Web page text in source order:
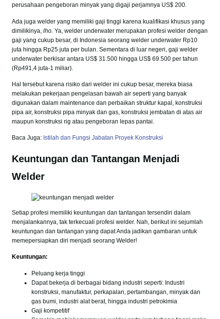
perusahaan pengeboran minyak yang digaji perjamnya US$ 200.
Ada juga welder yang memiliki gaji tinggi karena kualifikasi khusus yang
dimilikinya, lho. Ya, welder underwater merupakan profesi welder dengan
gaji yang cukup besar, di Indonesia seorang welder underwater Rp10
juta hingga Rp25 juta per bulan. Sementara di luar negeri, gaji welder
underwater berkisar antara US$ 31.500 hingga US$ 69.500 per tahun
(Rp491,4 juta-1 miliar).
Hal tersebut karena risiko dari welder ini cukup besar, mereka biasa
melakukan pekerjaan pengelasan bawah air seperti yang banyak
digunakan dalam maintenance dan perbaikan struktur kapal, konstruksi
pipa air, konstruksi pipa minyak dan gas, konstruksi jembatan di atas air
maupun konstruksi rig atau pengeboran lepas pantai.
Baca Juga: Istilah dan Fungsi Jabatan Proyek Konstruksi
Keuntungan dan Tantangan Menjadi
Welder
Setiap profesi memiliki keuntungan dan tantangan tersendiri dalam
menjalankannya, tak terkecuali profesi welder. Nah, berikut ini sejumlah
keuntungan dan tantangan yang dapat Anda jadikan gambaran untuk
memepersiapkan diri menjadi seorang Welder!
Keuntungan:
Peluang kerja tinggi
Dapat bekerja di berbagai bidang industri seperti: Industri
konstruksi, manufaktur, perkapalan, pertambangan, minyak dan
gas bumi, industri alat berat, hingga industri petrokimia
Gaji kompetitif